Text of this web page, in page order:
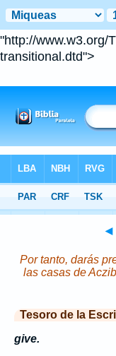
!DOCTYPE html
Transitional//EN"
"http://www.w3.org/
transitional.dtd">
Miqueas>Capítulo 1> Verso 14
◄
Por tanto, darás
las casas de Aczib
Tesoro de la
give.